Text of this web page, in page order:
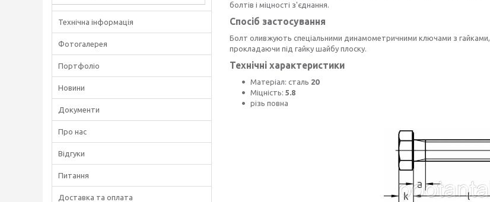
болтів і міцності з'єднання.
Спосіб застосування
Болт оливжують спеціальними динамометричними ключами з гайками,
прокладаючи під гайку шайбу плоску.
Технічні характеристики
Матеріал: сталь 20
Міцність: 5.8
різь повна
Технічна інформація
Фотогалерея
Портфоліо
Новини
Документи
Про нас
Відгуки
Питання
Доставка та оплата